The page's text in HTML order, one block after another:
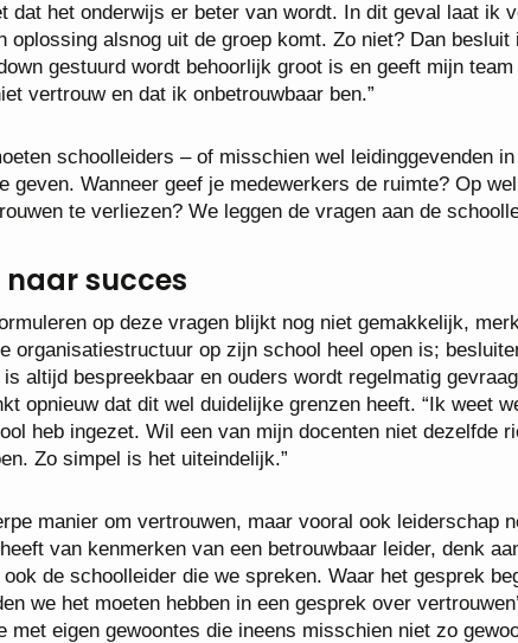
dat het onderwijs er beter van wordt. In dit geval laat ik
oplossing alsnog uit de groep komt. Zo niet? Dan
gestuurd wordt behoorlijk groot is en geeft mijn
vertrouw en dat ik onbetrouwbaar ben.”
schoolleiders – of misschien wel leidinggevenden
geven. Wanneer geef je medewerkers de ruimte? Op
te verliezen? We leggen de vragen aan de
naar succes
op deze vragen blijkt nog niet gemakkelijk,
organisatiestructuur op zijn school heel open is;
altijd bespreekbaar en ouders wordt regelmatig
opnieuw dat dit wel duidelijke grenzen heeft. “Ik weet
heb ingezet. Wil een van mijn docenten niet dezelfde
Zo simpel is het uiteindelijk.”
manier om vertrouwen, maar vooral ook leiderschap
van kenmerken van een betrouwbaar leider, denk
de schoolleider die we spreken. Waar het gesprek
we het moeten hebben in een gesprek over
met eigen gewoontes die ineens misschien niet zo